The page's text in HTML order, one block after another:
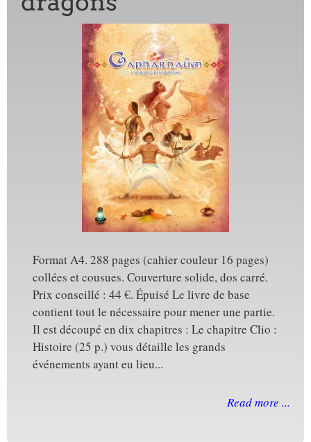
Format A4. 288 pages (cahier couleur 16 pages)
collées et cousues. Couverture solide, dos carré.
Prix conseillé : 44 €. Épuisé Le livre de base
contient tout le nécessaire pour mener une partie.
Il est découpé en dix chapitres : Le chapitre Clio :
Histoire (25 p.) vous détaille les grands
événements ayant eu lieu...
Read more ...